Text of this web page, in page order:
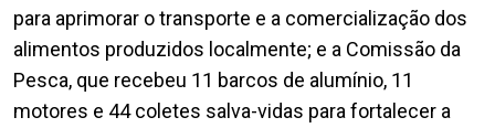
para aprimorar o transporte e a comercialização dos
alimentos produzidos localmente; e a Comissão da
Pesca, que recebeu 11 barcos de alumínio, 11
motores e 44 coletes salva-vidas para fortalecer a